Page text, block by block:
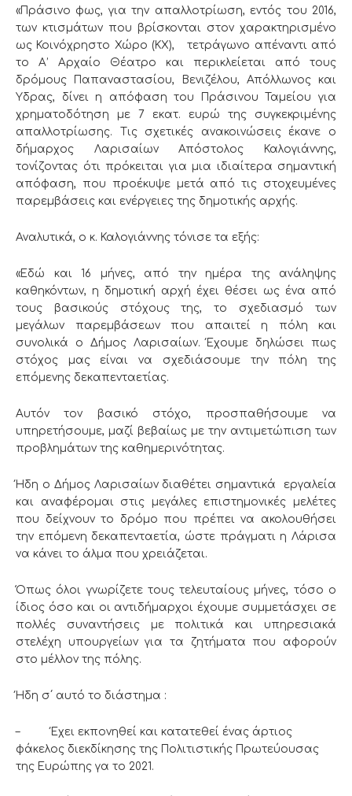
«Πράσινο φως, για την απαλλοτρίωση, εντός του 2016,
των κτισμάτων που βρίσκονται στον χαρακτηρισμένο
ως Κοινόχρηστο Χώρο (ΚΧ), τετράγωνο απέναντι από
το Α’ Αρχαίο Θέατρο και περικλείεται από τους
δρόμους Παπαναστασίου, Βενιζέλου, Απόλλωνος και
Υδρας, δίνει η απόφαση του Πράσινου Ταμείου για
χρηματοδότηση με 7 εκατ. ευρώ της συγκεκριμένης
απαλλοτρίωσης. Τις σχετικές ανακοινώσεις έκανε ο
δήμαρχος Λαρισαίων Απόστολος Καλογιάννης,
τονίζοντας ότι πρόκειται για μια ιδιαίτερα σημαντική
απόφαση, που προέκυψε μετά από τις στοχευμένες
παρεμβάσεις και ενέργειες της δημοτικής αρχής.
Αναλυτικά, ο κ. Καλογιάννης τόνισε τα εξής:
«Εδώ και 16 μήνες, από την ημέρα της ανάληψης
καθηκόντων, η δημοτική αρχή έχει θέσει ως ένα από
τους βασικούς στόχους της, το σχεδιασμό των
μεγάλων παρεμβάσεων που απαιτεί η πόλη και
συνολικά ο Δήμος Λαρισαίων. Έχουμε δηλώσει πως
στόχος μας είναι να σχεδιάσουμε την πόλη της
επόμενης δεκαπενταετίας.
Αυτόν τον βασικό στόχο, προσπαθήσουμε να
υπηρετήσουμε, μαζί βεβαίως με την αντιμετώπιση των
προβλημάτων της καθημερινότητας.
Ήδη ο Δήμος Λαρισαίων διαθέτει σημαντικά εργαλεία
και αναφέρομαι στις μεγάλες επιστημονικές μελέτες
που δείχνουν το δρόμο που πρέπει να ακολουθήσει
την επόμενη δεκαπενταετία, ώστε πράγματι η Λάρισα
να κάνει το άλμα που χρειάζεται.
Όπως όλοι γνωρίζετε τους τελευταίους μήνες, τόσο ο
ίδιος όσο και οι αντιδήμαρχοι έχουμε συμμετάσχει σε
πολλές συναντήσεις με πολιτικά και υπηρεσιακά
στελέχη υπουργείων για τα ζητήματα που αφορούν
στο μέλλον της πόλης.
Ήδη σ΄ αυτό το διάστημα :
– Έχει εκπονηθεί και κατατεθεί ένας άρτιος
φάκελος διεκδίκησης της Πολιτιστικής Πρωτεύουσας
της Ευρώπης γα το 2021.